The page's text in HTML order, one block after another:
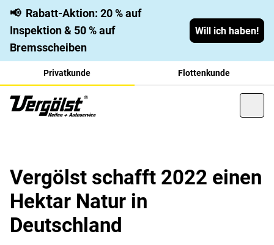
📢 Rabatt-Aktion: 20 % auf
Inspektion & 50 % auf
Bremsscheiben
Will ich haben!
Privatkunde Flottenkunde
Vergölst schafft 2022 einen
Hektar Natur in
Deutschland